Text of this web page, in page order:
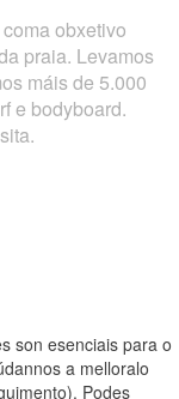
obxetivo
praia. Levamos
máis de 5.000
e bodyboard.
son esenciais para o
a melloralo
Podes